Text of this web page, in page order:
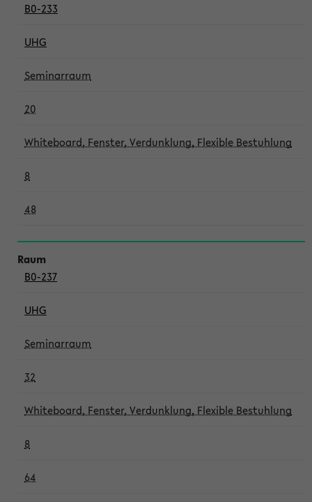
B0-233
UHG
Seminarraum
20
Whiteboard, Fenster, Verdunklung, Flexible Bestuhlung
8
48
B0-237
UHG
Seminarraum
32
Whiteboard, Fenster, Verdunklung, Flexible Bestuhlung
8
64